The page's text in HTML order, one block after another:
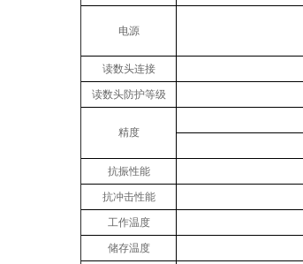
电源
读数头连接
读数头防护等级
精度
抗振性能
抗冲击性能
工作温度
储存温度